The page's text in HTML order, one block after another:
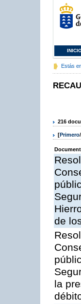
Estás
216
[Primero/
de
la